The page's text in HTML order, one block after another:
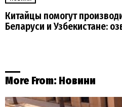
Китайцы помогут
Беларуси и Узбекистане:
More From: Новини